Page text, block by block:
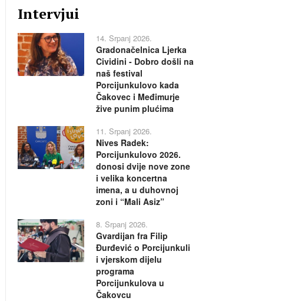
Intervjui
14. Srpanj 2026.
Gradonačelnica Ljerka
Cividini - Dobro došli na
naš festival
Porcijunkulovo kada
Čakovec i Međimurje
žive punim plućima
11. Srpanj 2026.
Nives Radek:
Porcijunkulovo 2026.
donosi dvije nove zone
i velika koncertna
imena, a u duhovnoj
zoni i “Mali Asiz”
8. Srpanj 2026.
Gvardijan fra Filip
Đurđević o Porcijunkuli
i vjerskom dijelu
programa
Porcijunkulova u
Čakovcu